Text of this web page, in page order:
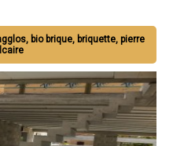
bio brique, briquette, pierre